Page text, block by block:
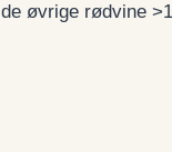
de øvrige rødvine